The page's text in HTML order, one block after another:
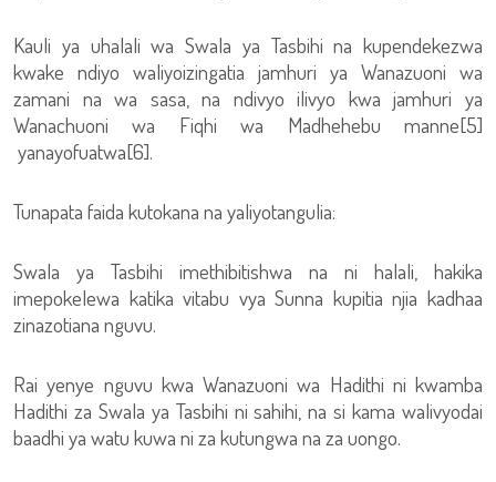
Kauli ya uhalali wa Swala ya Tasbihi na kupendekezwa
kwake ndiyo waliyoizingatia jamhuri ya Wanazuoni wa
zamani na wa sasa, na ndivyo ilivyo kwa jamhuri ya
Wanachuoni wa Fiqhi wa Madhehebu manne[5]
yanayofuatwa[6].
Tunapata faida kutokana na yaliyotangulia:
Swala ya Tasbihi imethibitishwa na ni halali, hakika
imepokelewa katika vitabu vya Sunna kupitia njia kadhaa
zinazotiana nguvu.
Rai yenye nguvu kwa Wanazuoni wa Hadithi ni kwamba
Hadithi za Swala ya Tasbihi ni sahihi, na si kama walivyodai
baadhi ya watu kuwa ni za kutungwa na za uongo.